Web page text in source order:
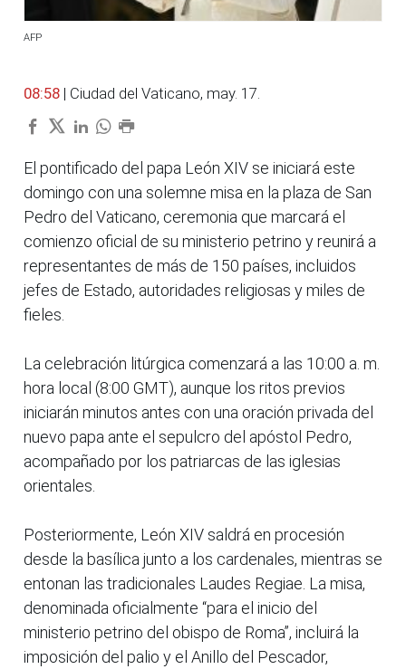
AFP
08:58 | Ciudad del Vaticano, may. 17.
El pontificado del papa León XIV se iniciará este
domingo con una solemne misa en la plaza de San
Pedro del Vaticano, ceremonia que marcará el
comienzo oficial de su ministerio petrino y reunirá a
representantes de más de 150 países, incluidos
jefes de Estado, autoridades religiosas y miles de
fieles.
La celebración litúrgica comenzará a las 10:00 a. m.
hora local (8:00 GMT), aunque los ritos previos
iniciarán minutos antes con una oración privada del
nuevo papa ante el sepulcro del apóstol Pedro,
acompañado por los patriarcas de las iglesias
orientales.
Posteriormente, León XIV saldrá en procesión
desde la basílica junto a los cardenales, mientras se
entonan las tradicionales Laudes Regiae. La misa,
denominada oficialmente “para el inicio del
ministerio petrino del obispo de Roma”, incluirá la
imposición del palio y el Anillo del Pescador,